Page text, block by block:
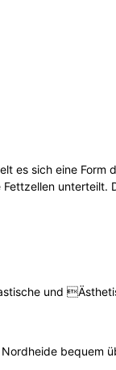
es sich eine
und
bequem